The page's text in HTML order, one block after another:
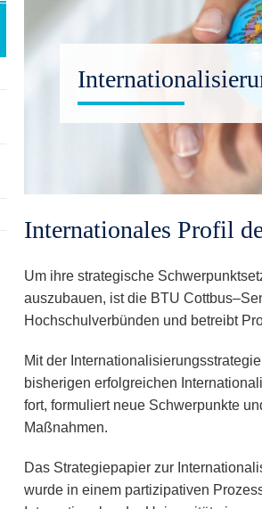
Internationales Profil
Um ihre strategische
auszubauen, ist die BTU
Hochschulverbünden und betreibt
Mit der
bisherigen erfolgreichen
fort, formuliert neue Schwerpunkte
Maßnahmen.
Das Strategiepapier zur
wurde in einem partizipativen